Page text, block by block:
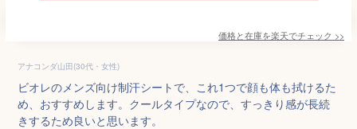
価格と在庫を楽天でチェック >>
アナコンダ山田(30代・女性)
ビオレのメンズ向け制汗シートで、これ1つで顔も体も拭けるた
め、おすすめします。クールタイプなので、すっきり感が長続
きするため良いと思います。